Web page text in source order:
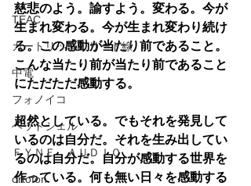
TEAC
カートリッジ・リード線
中電
フォノイコ
ヘッドシェル
ＦＹＮＥ ＡＵＤＩＯ
ortofon
慈悲のよう。諭すよう。変わる。今が
生まれ変わる。今が生まれ変わり続け
る。この感動が当たり前であること。
こんな当たり前が当たり前であること
にただただ感動する。
超然としている。でもそれを発見して
いるのは自分だ。それを生み出してい
るのは自分だ。自分が感動する世界を
作っている。何も無い日々を感動する